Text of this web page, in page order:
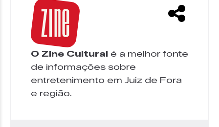
O Zine Cultural é a melhor fonte
de informações sobre
entretenimento em Juiz de Fora
e região.